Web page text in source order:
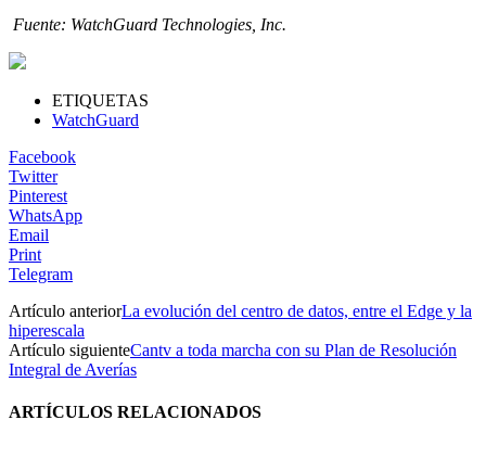
Fuente: WatchGuard Technologies, Inc.
ETIQUETAS
WatchGuard
Facebook
Twitter
Pinterest
WhatsApp
Email
Print
Telegram
Artículo anteriorLa evolución del centro de datos, entre el Edge y la
hiperescala
Artículo siguienteCantv a toda marcha con su Plan de Resolución
Integral de Averías
ARTÍCULOS RELACIONADOS